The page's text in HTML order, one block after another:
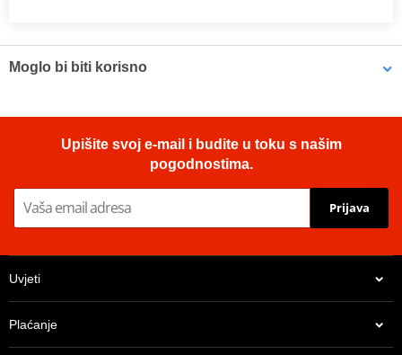
Moglo bi biti korisno
ml (ideal for workshops)
Upišite svoj e-mail i budite u toku s našim
pogodnostima.
Prijava
Uvjeti
Plaćanje